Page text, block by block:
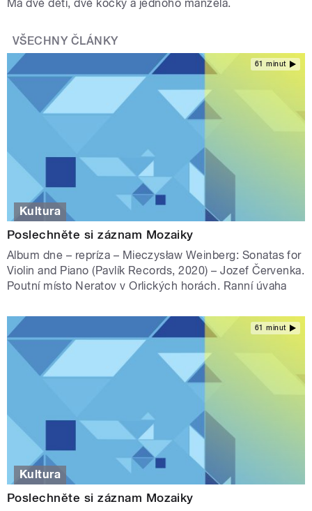
Má dvě děti, dvě kočky a jednoho manžela.
VŠECHNY ČLÁNKY
61 minut
Kultura
Poslechněte si záznam Mozaiky
Album dne – repríza – Mieczysław Weinberg: Sonatas for
Violin and Piano (Pavlík Records, 2020) – Jozef Červenka.
Poutní místo Neratov v Orlických horách. Ranní úvaha
61 minut
Kultura
Poslechněte si záznam Mozaiky